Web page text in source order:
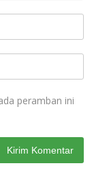
peramban ini